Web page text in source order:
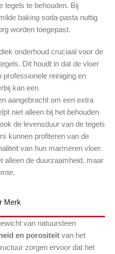
Merk
tegels te behouden. Bij
baking soda-pasta nuttig
worden toegepast.
onderhoud cruciaal voor de
Dit houdt in dat de vloer
reiniging en
kan een
aangebracht om een extra
niet alleen bij het behouden
de levensduur van de tegels
kunnen profiteren van de
van hun marmeren vloer.
alleen de duurzaamheid, maar
van natuursteen
en porositeit van het
zorgen ervoor dat het